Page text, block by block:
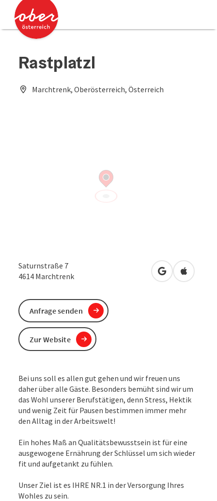
Zum Inhalt
Zum Seitenanfang
Rastplatzl
Marchtrenk, Oberösterreich, Österreich
Saturnstraße 7
4614 Marchtrenk in Googlein Apple
Bei uns soll es allen gut gehen und wir freuen uns
daher über alle Gäste. Besonders bemüht sind wir um
das Wohl unserer Berufstätigen, denn Stress, Hektik
und wenig Zeit für Pausen bestimmen immer mehr
den Alltag in der Arbeitswelt!
Ein hohes Maß an Qualitätsbewusstsein ist für eine
ausgewogene Ernährung der Schlüssel um sich wieder
fit und aufgetankt zu fühlen.
Unser Ziel ist es IHRE NR.1 in der Versorgung Ihres
Wohles zu sein.
Anfrage senden
Zur Website